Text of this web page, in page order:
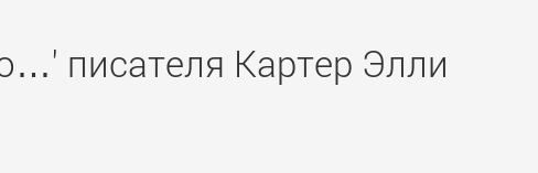
писателя Картер Элли